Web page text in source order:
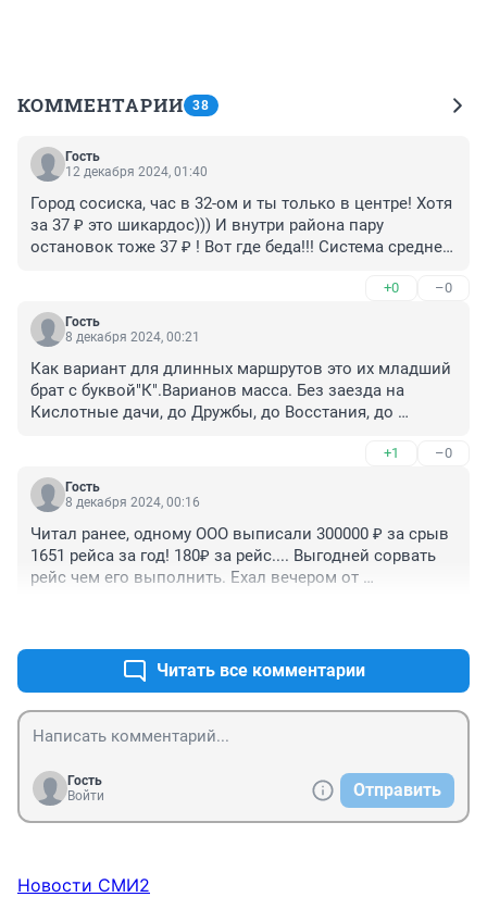
КОММЕНТАРИИ 38
Гость
12 декабря 2024, 01:40
Город сосиска, час в 32-ом и ты только в центре! Хотя
за 37 ₽ это шикардос))) И внутри района пару
остановок тоже 37 ₽ ! Вот где беда!!! Система средней
+0 –0
Гость
8 декабря 2024, 00:21
Как вариант для длинных маршрутов это их младший
брат с буквой"К".Варианов масса. Без заезда на
Кислотные дачи, до Дружбы, до Восстания, до
+1 –0
Гость
8 декабря 2024, 00:16
Читал ранее, одному ООО выписали 300000 ₽ за срыв
1651 рейса за год! 180₽ за рейс.... Выгодней сорвать
рейс чем его выполнить. Ехал вечером от
они не встанут! Где замену возьмут!? Или опять 180₽
заплатят, да и трава не расти ☝
Читать все комментарии
Гость
Войти
Отправить
Новости СМИ2